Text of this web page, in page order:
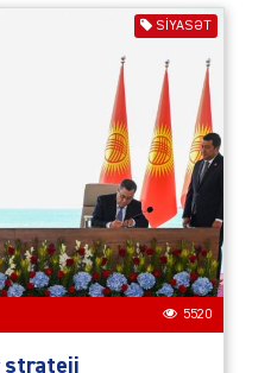
SIYASƏT
5520
strateji